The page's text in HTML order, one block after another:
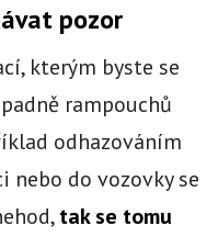
pozor
kterým byste se
rampouchů
odhazováním
nebo do vozovky se
tak se tomu